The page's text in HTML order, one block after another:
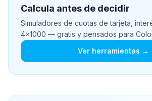
Calcula antes de decidir
Simuladores de cuotas de tarjeta,
4x1000 — gratis y pensados para
Ver herramientas →